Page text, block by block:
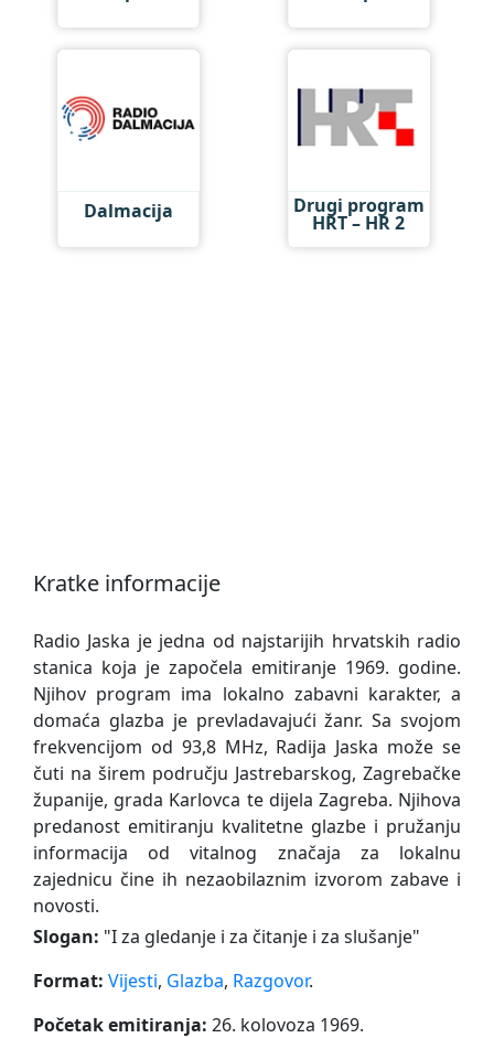
Dalmacija Drugi program
HRT – HR 2
Kratke informacije
Radio Jaska je jedna od najstarijih hrvatskih radio
stanica koja je započela emitiranje 1969. godine.
Njihov program ima lokalno zabavni karakter, a
domaća glazba je prevladavajući žanr. Sa svojom
frekvencijom od 93,8 MHz, Radija Jaska može se
čuti na širem području Jastrebarskog, Zagrebačke
županije, grada Karlovca te dijela Zagreba. Njihova
predanost emitiranju kvalitetne glazbe i pružanju
informacija od vitalnog značaja za lokalnu
zajednicu čine ih nezaobilaznim izvorom zabave i
novosti.
Slogan: "I za gledanje i za čitanje i za slušanje"
Format: Vijesti, Glazba, Razgovor.
Početak emitiranja: 26. kolovoza 1969.